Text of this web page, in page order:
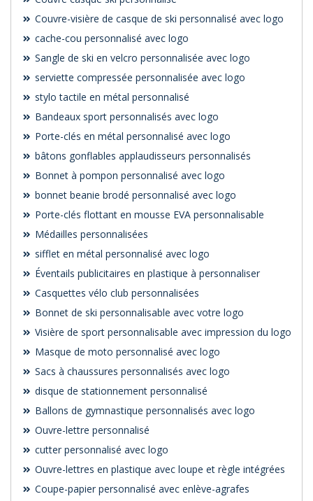
Couvre-visière de casque de ski personnalisé avec logo
cache-cou personnalisé avec logo
Sangle de ski en velcro personnalisée avec logo
serviette compressée personnalisée avec logo
stylo tactile en métal personnalisé
Bandeaux sport personnalisés avec logo
Porte-clés en métal personnalisé avec logo
bâtons gonflables applaudisseurs personnalisés
Bonnet à pompon personnalisé avec logo
bonnet beanie brodé personnalisé avec logo
Porte-clés flottant en mousse EVA personnalisable
Médailles personnalisées
sifflet en métal personnalisé avec logo
Éventails publicitaires en plastique à personnaliser
Casquettes vélo club personnalisées
Bonnet de ski personnalisable avec votre logo
Visière de sport personnalisable avec impression du logo
Masque de moto personnalisé avec logo
Sacs à chaussures personnalisés avec logo
disque de stationnement personnalisé
Ballons de gymnastique personnalisés avec logo
Ouvre-lettre personnalisé
cutter personnalisé avec logo
Ouvre-lettres en plastique avec loupe et règle intégrées
Coupe-papier personnalisé avec enlève-agrafes